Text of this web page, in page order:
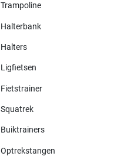
Trampoline
Halterbank
Halters
Ligfietsen
Fietstrainer
Squatrek
Buiktrainers
Optrekstangen